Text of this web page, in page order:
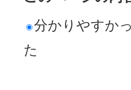
分かりやすか
た